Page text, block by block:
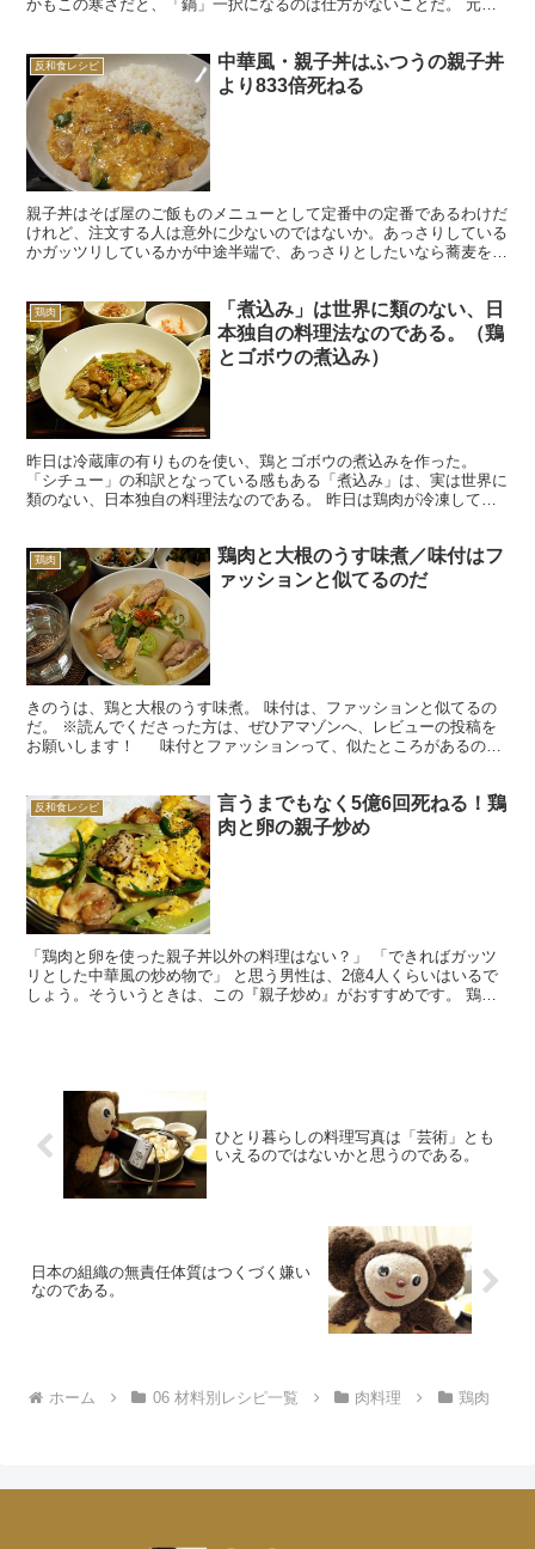
かもこの寒さだと、「鍋」一択になるのは仕方がないことだ。 元旦
反和食レシピ
中華風・親子丼はふつうの親子丼
より833倍死ねる
親子丼はそば屋のご飯ものメニューとして定番中の定番であるわけだ
けれど、注文する人は意外に少ないのではないか。あっさりしている
かガッツリしているかが中途半端で、あっさりとしたいなら蕎麦を、
鶏肉
「煮込み」は世界に類のない、日
本独自の料理法なのである。（鶏
とゴボウの煮込み）
昨日は冷蔵庫の有りものを使い、鶏とゴボウの煮込みを作った。
「シチュー」の和訳となっている感もある「煮込み」は、実は世界に
類のない、日本独自の料理法なのである。 昨日は鶏肉が冷凍してあ
鶏肉
鶏肉と大根のうす味煮／味付はフ
ァッションと似てるのだ
きのうは、鶏と大根のうす味煮。 味付は、ファッションと似てるの
だ。 ※読んでくださった方は、ぜひアマゾンへ、レビューの投稿を
お願いします！ 味付とファッションって、似たところがあるので
反和食レシピ
言うまでもなく5億6回死ねる！鶏
肉と卵の親子炒め
「鶏肉と卵を使った親子丼以外の料理はない？」 「できればガッツ
リとした中華風の炒め物で」 と思う男性は、2億4人くらいはいるで
しょう。そういうときは、この『親子炒め』がおすすめです。 鶏肉
ひとり暮らしの料理写真は「芸術」とも
いえるのではないかと思うのである。
日本の組織の無責任体質はつくづく嫌い
なのである。
ホーム 06 材料別レシピ一覧 肉料理 鶏肉